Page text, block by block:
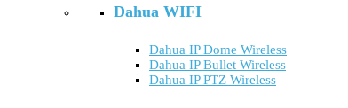
Dahua WIFI
Dahua IP Dome Wireless
Dahua IP Bullet Wireless
Dahua IP PTZ Wireless